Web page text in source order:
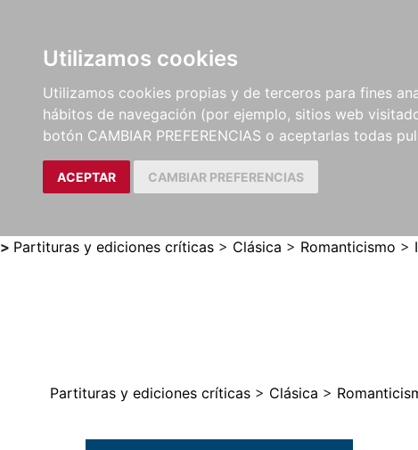
Utilizamos cookies
Utilizamos cookies propias y de terceros para fines
hábitos de navegación (por ejemplo, sitios web
botón CAMBIAR PREFERENCIAS o aceptarlas todas
ACEPTAR CAMBIAR PREFERENCIAS
LIBROS
MÉTODOS Y
EJERCICIOS
PARTITURAS Y EDICIONES
CRÍTICAS
> Partituras y ediciones críticas > Clásica > Romanticismo >
Partituras y ediciones críticas > Clásica >